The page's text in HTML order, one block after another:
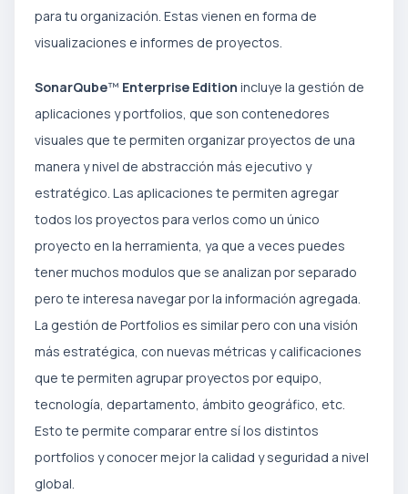
para tu organización. Estas vienen en forma de
visualizaciones e informes de proyectos.
SonarQube™ Enterprise Edition incluye la gestión de
aplicaciones y portfolios, que son contenedores
visuales que te permiten organizar proyectos de una
manera y nivel de abstracción más ejecutivo y
estratégico. Las aplicaciones te permiten agregar
todos los proyectos para verlos como un único
proyecto en la herramienta, ya que a veces puedes
tener muchos modulos que se analizan por separado
pero te interesa navegar por la información agregada.
La gestión de Portfolios es similar pero con una visión
más estratégica, con nuevas métricas y calificaciones
que te permiten agrupar proyectos por equipo,
tecnología, departamento, ámbito geográfico, etc.
Esto te permite comparar entre sí los distintos
portfolios y conocer mejor la calidad y seguridad a nivel
global.